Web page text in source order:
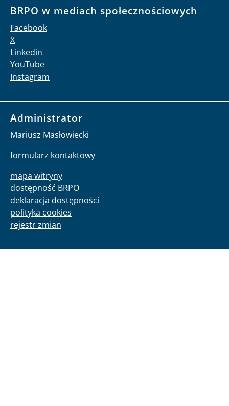
BRPO w mediach społecznościowych
Facebook
X
Linkedin
YouTube
Instagram
Administrator
Mariusz Masłowiecki
formularz kontaktowy
mapa witryny
dostępność BRPO
deklaracja dostępności
polityka cookies
rejestr zmian